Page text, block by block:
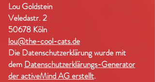
Lou Goldstein
Veledastr. 2
50678 Köln
lou@the-cool-cats.de
Die Datenschutzerklärung wurde mit
dem Datenschutzerklärungs-Generator
der activeMind AG erstellt.